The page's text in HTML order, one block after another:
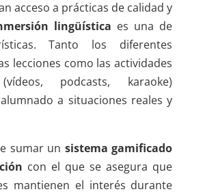
acceso a prácticas de calidad y
lingüística es una de
Tanto los diferentes
lecciones como las actividades
podcasts, karaoke)
a situaciones reales y
sumar un sistema gamificado
con el que se asegura que
mantienen el interés durante